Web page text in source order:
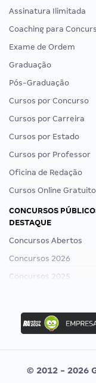
Assinatura Ilimitada
Coaching para
Exame de Ordem
Graduação
Pós-Graduação
Cursos por Concurso
Cursos por Carreira
Cursos por Estado
Cursos por Professor
Oficina de Redação
Cursos Online
CONCURSOS
DESTAQUE
Concursos Abertos
Concursos 2026
Concursos 2025
Concurso Ibama
Concurso MPU
Editais publicados
© 2012 - 2026